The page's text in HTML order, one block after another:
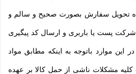
تحویل سفارش بصورت صحیح و سالم و
شرکت پست یا باربری و ارسال کد پیگیری
موارد باتوجه به اینکه مطابق مواد
تجارت کلیه مشکلات ناشی از حمل کالا بر عهده